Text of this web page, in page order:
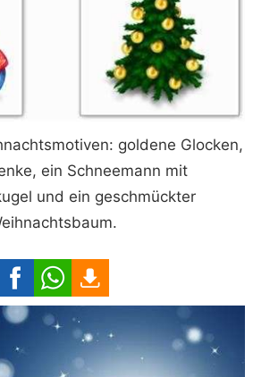
goldene Glocken,
ein Schneemann mit
und ein geschmückter